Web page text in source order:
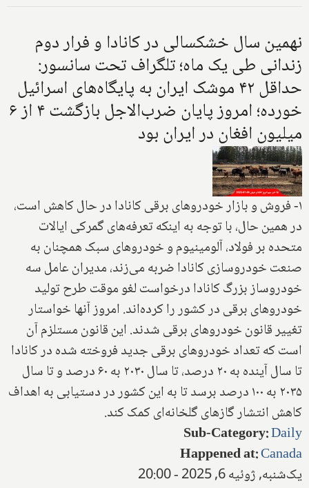
نهمین سال خشکسالی در کانادا و فرار دوم
زندانی طی یک ماه؛ تلگراف تحت سانسور:
حداقل ۴۲ موشک ایران به پایگاه‌های اسرائیل
خورده؛ امروز پایان ضرب‌الاجل بازگشت ۴ از ۶
میلیون افغان در ایران بود
۱- فروش و بازار خودروهای برقی کانادا در حال کاهش است،
در همین حال، با توجه به اینکه تعرفه‌های گمرکی ایالات
متحده بر فولاد، آلومینیوم و خودروهای سبک همچنان به
صنعت خودروسازی کانادا ضربه می‌زند، مدیران عامل سه
خودروساز بزرگ کانادا درخواست لغو موقت طرح تولید
خودروهای برقی در کشور را کرده‌اند. امروز آنها خواستار
تغییر قانون خودروهای برقی شدند. این قانون مستلزم آن
است که تعداد خودروهای برقی جدید فروخته شده در کانادا
تا سال آینده به ۲۰ درصد، تا سال ۲۰۳۰ به ۶۰ درصد و تا سال
۲۰۳۵ به ۱۰۰ درصد برسد تا به این کشور در دستیابی به اهداف
کاهش انتشار گازهای گلخانه‌ای کمک کند.
Sub-Category:Daily
Happened at:Canada
یک‌شنبه, ژوئیه 6, 2025 - 20:00